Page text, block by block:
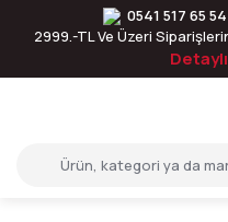
0541 517 65 54
2999.-TL Ve Üzeri